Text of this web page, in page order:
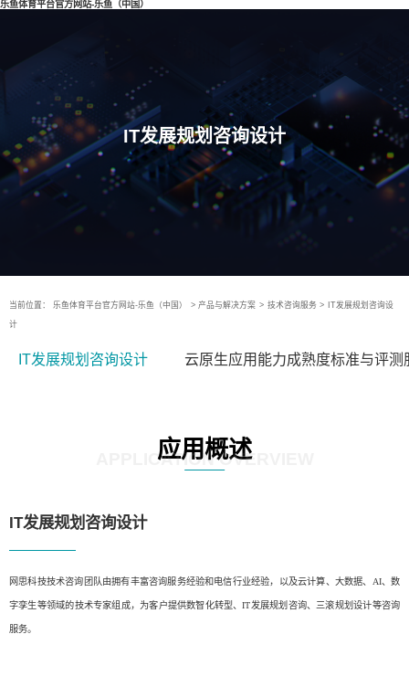
乐鱼体育平台官方网站-乐鱼（中国）
IT发展规划咨询设计
当前位置： 乐鱼体育平台官方网站-乐鱼（中国） > 产品与解决方案 > 技术咨询服务 > IT发展规划咨询设
计
IT发展规划咨询设计 云原生应用能力成熟度标准与评测
应用概述
APPLICATION OVERVIEW
IT发展规划咨询设计
网思科技技术咨询团队由拥有丰富咨询服务经验和电信行业经验，以及云计算、大数据、AI、数
字孪生等领域的技术专家组成，为客户提供数智化转型、IT发展规划咨询、三滚规划设计等咨询
服务。